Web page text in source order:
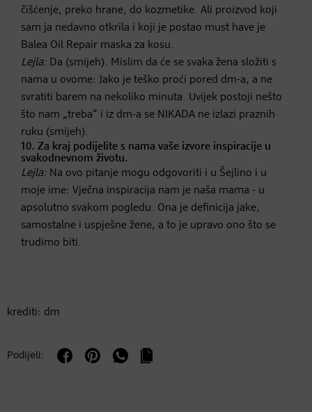
čišćenje, preko hrane, do kozmetike. Ali proizvod koji
sam ja nedavno otkrila i koji je postao must have je
Balea Oil Repair maska za kosu.
Lejla: Da (smijeh). Mislim da će se svaka žena složiti s
nama u ovome: Jako je teško proći pored dm-a, a ne
svratiti barem na nekoliko minuta. Uvijek postoji nešto
što nam „treba“ i iz dm-a se NIKADA ne izlazi praznih
ruku (smijeh).
10. Za kraj podijelite s nama vaše izvore inspiracije u
svakodnevnom životu.
Lejla: Na ovo pitanje mogu odgovoriti i u Šejlino i u
moje ime: Vječna inspiracija nam je naša mama - u
apsolutno svakom pogledu. Ona je definicija jake,
samostalne i uspješne žene, a to je upravo ono što se
trudimo biti.
krediti: dm
Podijeli: